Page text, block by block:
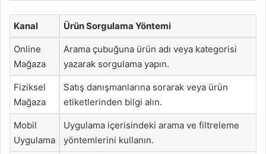
Kanal Ürün Sorgulama Yöntemi
Online
Mağaza
Arama çubuğuna ürün adı veya kategorisi
yazarak sorgulama yapın.
Fiziksel
Mağaza
Satış danışmanlarına sorarak veya ürün
etiketlerinden bilgi alın.
Mobil
Uygulama
Uygulama içerisindeki arama ve filtreleme
yöntemlerini kullanın.